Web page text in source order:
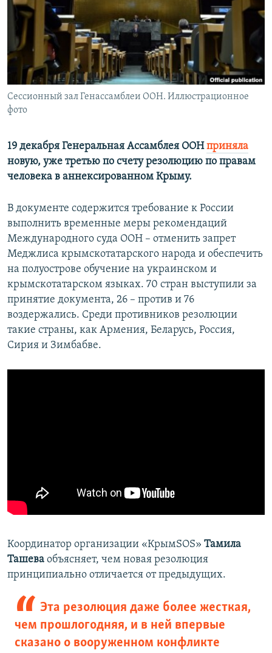
ПОБЕДИТЕЛЕЙ НЕ СУДЯТ?
КРЫМ.НЕПОКОРЕННЫЙ
УКРАИНСКАЯ ПРОБЛЕМА КРЫМА
ПРИСОЕДИНЯЙТЕСЬ!
Все сайты RFE/RL
Сессионный зал Генассамблеи ООН. Иллюстрационное
фото
19 декабря Генеральная Ассамблея ООНприняла
новую, уже третью по счету резолюцию по правам
человека в аннексированном Крыму.
В документе содержится требование к России
выполнить временные меры рекомендаций
Международного суда ООН – отменить запрет
Меджлиса крымскотатарского народа и обеспечить
на полуострове обучение на украинском и
крымскотатарском языках. 70 стран выступили за
принятие документа, 26 – против и 76
воздержались. Среди противников резолюции
такие страны, как Армения, Беларусь, Россия,
Сирия и Зимбабве.
​Координатор организации «КрымSOS» Тамила
Ташева объясняет, чем новая резолюция
принципиально отличается от предыдущих.
Эта резолюция даже более жесткая,
чем прошлогодняя, и в ней впервые
сказано о вооруженном конфликте